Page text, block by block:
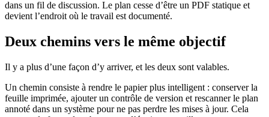
dans un fil de discussion. Le plan cesse d’être un PDF statique et
devient l’endroit où le travail est documenté.
Deux chemins vers le même objectif
Il y a plus d’une façon d’y arriver, et les deux sont valables.
Un chemin consiste à rendre le papier plus intelligent : conserver la
feuille imprimée, ajouter un contrôle de version et rescanner le plan
annoté dans un système pour ne pas perdre les mises à jour. Cela